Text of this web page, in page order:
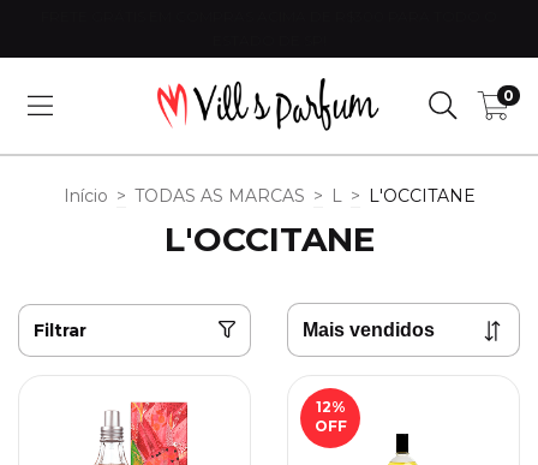
0
Início > TODAS AS MARCAS > L > L'OCCITANE
L'OCCITANE
Filtrar
12%
OFF